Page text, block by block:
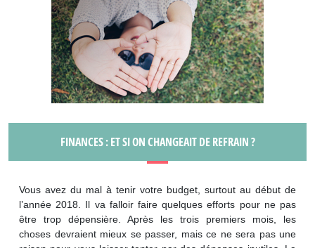
FINANCES : ET SI ON CHANGEAIT DE REFRAIN ?
Vous avez du mal à tenir votre budget, surtout au début de
l’année 2018. Il va falloir faire quelques efforts pour ne pas
être trop dépensière. Après les trois premiers mois, les
choses devraient mieux se passer, mais ce ne sera pas une